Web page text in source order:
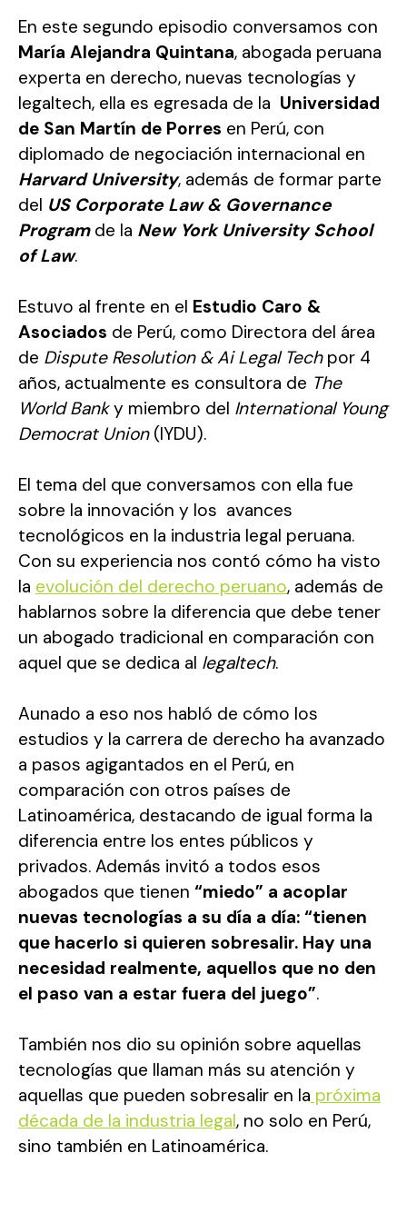
En este segundo episodio conversamos con
María Alejandra Quintana, abogada peruana
experta en derecho, nuevas tecnologías y
legaltech, ella es egresada de la Universidad
de San Martín de Porres en Perú, con
diplomado de negociación internacional en
Harvard University, además de formar parte
del US Corporate Law & Governance
Program de la New York University School
of Law.
Estuvo al frente en el Estudio Caro &
Asociados de Perú, como Directora del área
de Dispute Resolution & Ai Legal Techpor 4
años, actualmente es consultora de The
World Banky miembro del International Young
Democrat Union(IYDU).
El tema del que conversamos con ella fue
sobre la innovación y los avances
tecnológicos en la industria legal peruana.
Con su experiencia nos contó cómo ha visto
la evolución del derecho peruano, además de
hablarnos sobre la diferencia que debe tener
un abogado tradicional en comparación con
aquel que se dedica al legaltech.
Aunado a eso nos habló de cómo los
estudios y la carrera de derecho ha avanzado
a pasos agigantados en el Perú, en
comparación con otros países de
Latinoamérica, destacando de igual forma la
diferencia entre los entes públicos y
privados. Además invitó a todos esos
abogados que tienen “miedo” a acoplar
nuevas tecnologías a su día a día: “tienen
que hacerlo si quieren sobresalir. Hay una
necesidad realmente, aquellos que no den
el paso van a estar fuera del juego”.
También nos dio su opinión sobre aquellas
tecnologías que llaman más su atención y
aquellas que pueden sobresalir en la próxima
década de la industria legal, no solo en Perú,
sino también en Latinoamérica.